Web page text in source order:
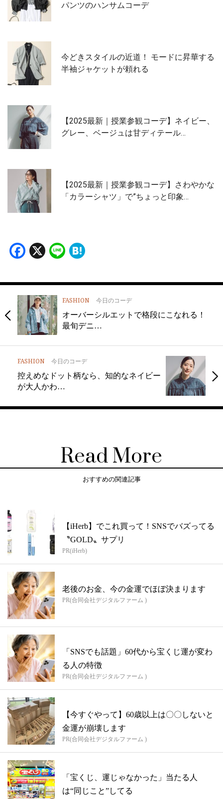
パンツのハンサムコーデ
今どきスタイルの近道！ モードに昇華する
半袖ジャケットが頼れる
【2025最新｜授業参観コーデ】ネイビー、
グレー、ベージュは甘ディテール…
【2025最新｜授業参観コーデ】さわやかな
「カラーシャツ」で”ちょっと印象…
Facebook
X Line
FASHION 今日のコーデ
オーバーシルエットで格段にこなれる！
最旬デニ…
FASHION 今日のコーデ
控えめなドット柄なら、知的なネイビー
が大人かわ…
Read More
おすすめの関連記事
【iHerb】でこれ買って！SNSでバズってる
〝GOLD〟サプリ
PR(iHerb)
老後のお金、今の金運でほぼ決まります
PR(合同会社デジタルファーム )
「SNSでも話題」60代から宝くじ運が変わ
る人の特徴
PR(合同会社デジタルファーム )
【今すぐやって】60歳以上は〇〇しないと
金運が崩壊します
PR(合同会社デジタルファーム )
「宝くじ、運じゃなかった」当たる人
は“同じこと”してる